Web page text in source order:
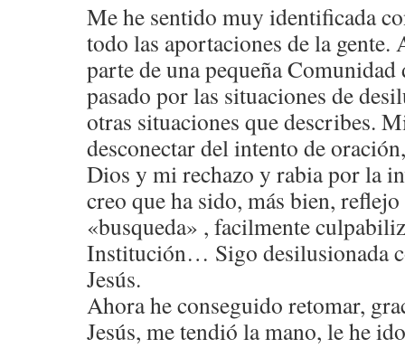
Me he sentido muy identificada
todo las aportaciones de la gente.
parte de una pequeña Comunidad
pasado por las situaciones de
otras situaciones que describes.
desconectar del intento de
Dios y mi rechazo y rabia por la
creo que ha sido, más bien,
«busqueda» , facilmente
Institución… Sigo desilusionada
Jesús.
Ahora he conseguido retomar,
Jesús, me tendió la mano, le he